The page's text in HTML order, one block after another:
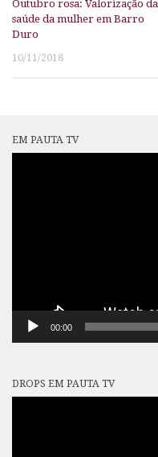
Outubro rosa: Valorização da
saúde da mulher em Barro
Duro
10/11/2018
EM PAUTA TV
00:00
DROPS EM PAUTA TV